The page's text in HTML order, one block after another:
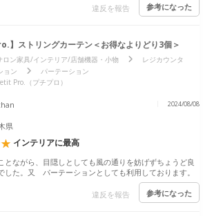
違反を報告 参考になった
】ストリングカーテン＜お得なよりどり3個＞
ロン家具/インテリア/店舗機器・小物
レジカウンタ
ョン
パーテーション
Pro.（プチプロ）
2024/08/08
県
インテリアに最高
とながら、目隠しとしても風の通りを妨げずちょうど良
した。又 パーテーションとしても利用しております。
違反を報告 参考になった